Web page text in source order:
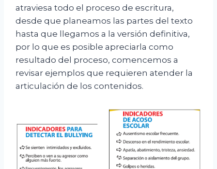
atraviesa todo el proceso de escritura,
desde que planeamos las partes del texto
hasta que llegamos a la versión definitiva,
por lo que es posible apreciarla como
resultado del proceso, comencemos a
revisar ejemplos que requieren atender la
articulación de los contenidos.